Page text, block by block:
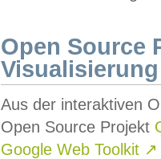
Open Source
Visualisierung
Aus der interaktiven
Open Source Projekt
Google Web Toolkit ↗